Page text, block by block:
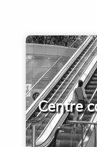
Centre